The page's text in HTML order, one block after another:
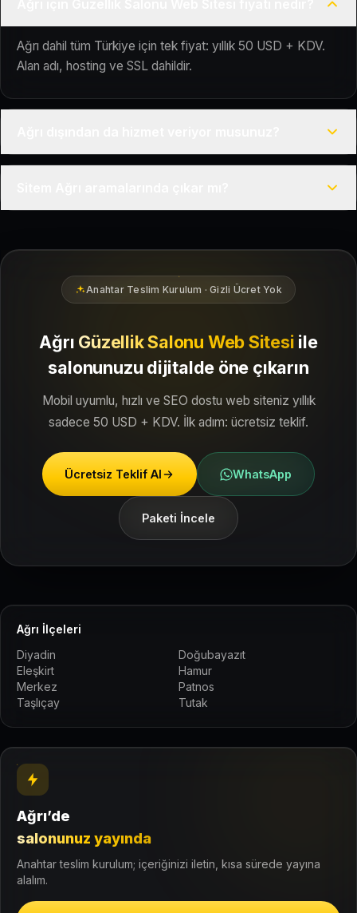
Ağrı dahil tüm Türkiye için tek fiyat: yıllık 50 USD + KDV.
Alan adı, hosting ve SSL dahildir.
Ağrı bölgesindeki yerel müşterilerin sizi bulmasına yardımcı
Anahtar Teslim Kurulum · Gizli Ücret Yok
Ağrı Güzellik Salonu Web Sitesi ile
salonunuzu dijitalde öne çıkarın
Mobil uyumlu, hızlı ve SEO dostu web siteniz yıllık
sadece 50 USD + KDV. İlk adım: ücretsiz teklif.
Ücretsiz Teklif Al WhatsApp
Paketi İncele
Ağrı İlçeleri
Diyadin
Doğubayazıt
Eleşkirt
Hamur
Merkez
Patnos
Taşlıçay
Tutak
Ağrı’de
salonunuz yayında
Anahtar teslim kurulum; içeriğinizi iletin, kısa sürede yayına
alalım.